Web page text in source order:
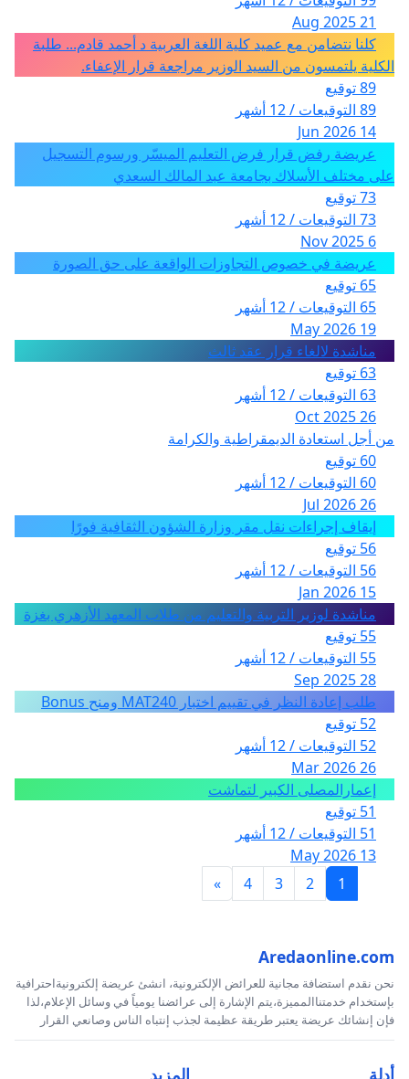
21 Aug 2025
كلنا نتضامن مع عميد كلية اللغة العربية د أحمد قادم... طلبة
الكلية يلتمسون من السيد الوزير مراجعة قرار الإعفاء.
89 توقيع
89 التوقيعات / 12 أشهر
14 Jun 2026
عريضة رفض قرار فرض التعليم الميسّر ورسوم التسجيل
على مختلف الأسلاك بجامعة عبد المالك السعدي
73 توقيع
73 التوقيعات / 12 أشهر
6 Nov 2025
عريضة في خصوص التجاوزات الواقعة على حق الصورة
65 توقيع
65 التوقيعات / 12 أشهر
19 May 2026
مناشدة لالغاء قرار عقد ثالث
63 توقيع
63 التوقيعات / 12 أشهر
26 Oct 2025
من أجل استعادة الديمقراطية والكرامة
60 توقيع
60 التوقيعات / 12 أشهر
26 Jul 2026
إيقاف إجراءات نقل مقر وزارة الشؤون الثقافية فورًا
56 توقيع
56 التوقيعات / 12 أشهر
15 Jan 2026
مناشدة لوزير التربية والتعليم من طلاب المعهد الأزهري بغزة
55 توقيع
55 التوقيعات / 12 أشهر
28 Sep 2025
طلب إعادة النظر في تقييم اختبار MAT240 ومنح Bonus
52 توقيع
52 التوقيعات / 12 أشهر
26 Mar 2026
إعمارالمصلى الكبير لتماشت
51 توقيع
51 التوقيعات / 12 أشهر
13 May 2026
1
2
3
4
»
Aredaonline.com
نحن نقدم استضافة مجانية للعرائض الإلكترونية، انشئ عريضة إلكترونيةاحترافية
بإستخدام خدمتناالمميزة،يتم الإشارة إلى عرائضنا يومياً في وسائل الإعلام،لذا
فإن إنشائك عريضة يعتبر طريقة عظيمة لجذب إنتباه الناس وصانعي القرار
أدلة المزيد